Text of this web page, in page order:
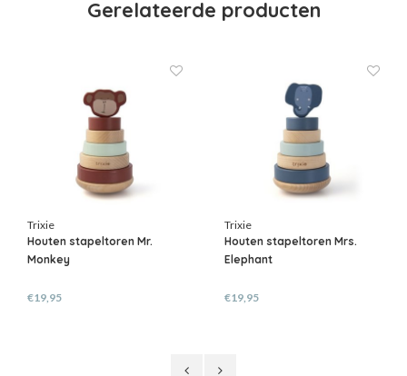
Gerelateerde producten
Trixie
Houten stapeltoren Mr.
Monkey
€19,95
Trixie
Houten stapeltoren Mrs.
Elephant
€19,95